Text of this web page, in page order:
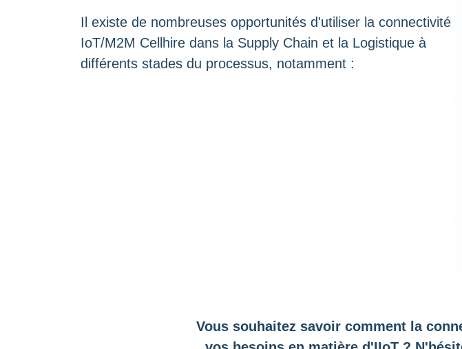
Il existe de nombreuses opportunités d'utiliser la connectivité
IoT/M2M Cellhire dans la Supply Chain et la Logistique à
différents stades du processus, notamment :
Vous souhaitez savoir comment la